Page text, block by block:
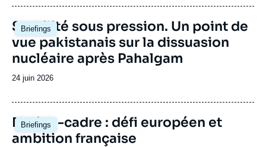
publication
Briefings
Image
principale
Stabilité sous pression. Un point de
vue pakistanais sur la dissuasion
nucléaire après Pahalgam
Date
publication
24 juin 2026
Briefings
Image
principale
Nation-cadre : défi européen et
ambition française